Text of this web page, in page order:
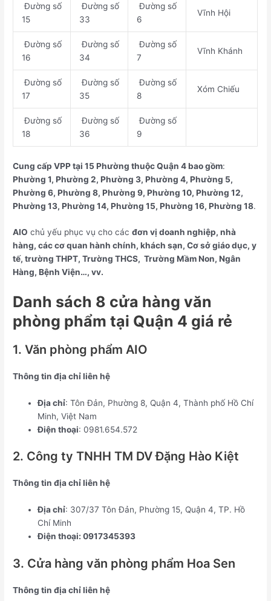
Đường số
15
Đường số
33
Đường số
6
Vĩnh Hội
Đường số
16
Đường số
34
Đường số
7
Vĩnh Khánh
Đường số
17
Đường số
35
Đường số
8
Xóm Chiếu
Đường số
18
Đường số
36
Đường số
9
Cung cấp VPP tại 15 Phường thuộc Quận 4bao gồm:
Phường 1, Phường 2, Phường 3, Phường 4, Phường 5,
Phường 6, Phường 8, Phường 9, Phường 10, Phường 12,
Phường 13, Phường 14, Phường 15, Phường 16, Phường 18.
AIO chủ yếu phục vụ cho cácđơn vị doanh nghiệp, nhà
hàng, các cơ quan hành chính, khách sạn, Cơ sở giáo dục, y
tế, trường THPT, Trường THCS, Trường Mầm Non, Ngân
Hàng, Bệnh Viện…, vv.
Danh sách 8 cửa hàng văn
phòng phẩm tại Quận 4 giá rẻ
1. Văn phòng phẩm AIO
Thông tin địa chỉ liên hệ
Địa chỉ: Tôn Đản, Phường 8, Quận 4, Thành phố Hồ Chí
Minh, Việt Nam
Điện thoại: 0981.654.572
2. Công ty TNHH TM DV Đặng Hào Kiệt
Thông tin địa chỉ liên hệ
Địa chỉ: 307/37 Tôn Đản, Phường 15, Quận 4, TP. Hồ
Chí Minh
Điện thoại: 0917345393
3. Cửa hàng văn phòng phẩm Hoa Sen
Thông tin địa chỉ liên hệ